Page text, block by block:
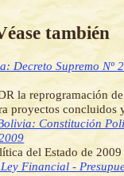
también
Decreto Supremo Nº
la reprogramación
proyectos concluidos
Constitución
del Estado de 2009
Financial -